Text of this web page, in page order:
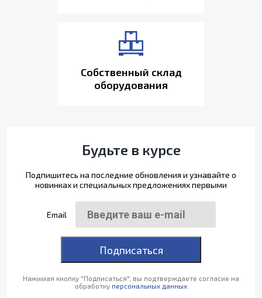
Собственный склад
оборудования
Будьте в курсе
Подпишитесь на последние обновления и узнавайте о
новинках и специальных предложениях первыми
Email
Подписаться
Нажимая кнопку "Подписаться", вы подтверждаете согласие на
обработку персональных данных